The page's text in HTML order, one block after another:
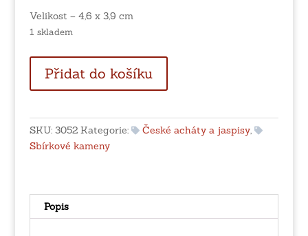
Velikost – 4,6 x 3,9 cm
1 skladem
bílý
achát
křišťálem
-
množství
Přidat do košíku
SKU: 3052 Kategorie: České acháty a jaspisy,
Sbírkové kameny
Popis